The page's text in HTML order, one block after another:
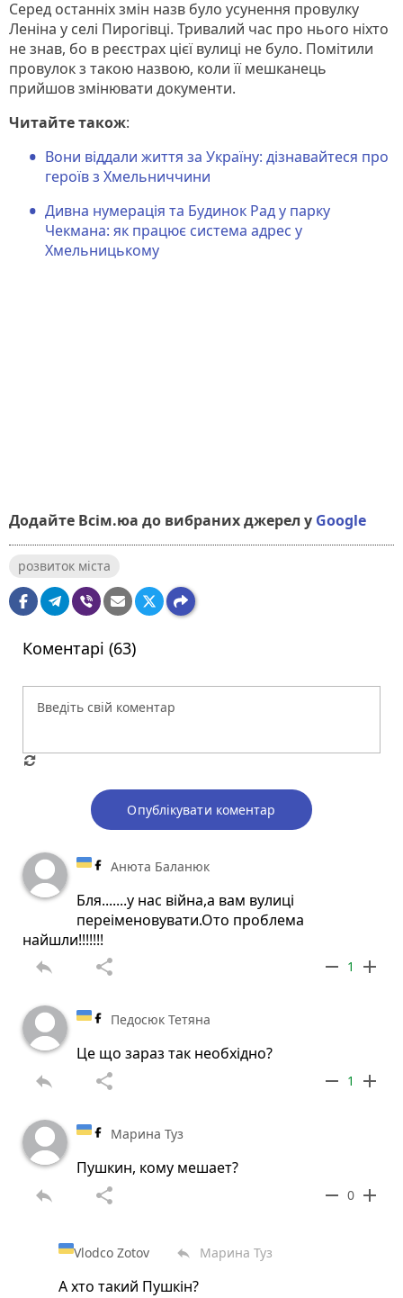
Серед останніх змін назв було усунення провулку
Леніна у селі Пирогівці. Тривалий час про нього ніхто
не знав, бо в реєстрах цієї вулиці не було. Помітили
провулок з такою назвою, коли її мешканець
прийшов змінювати документи.
Читайте також:
Вони віддали життя за Україну: дізнавайтеся про
героїв з Хмельниччини
Дивна нумерація та Будинок Рад у парку
Чекмана: як працює система адрес у
Хмельницькому
Додайте Всім.юа до вибраних джерел у Google
розвиток міста
Коментарі (63)
Опублікувати коментар
Анюта Баланюк
Бля.......у нас війна,а вам вулиці
переіменовувати.Ото проблема
найшли!!!!!!!
reply share remove 1 add
Педосюк Тетяна
Це що зараз так необхідно?
reply share remove 1 add
Марина Туз
Пушкин, кому мешает?
reply share remove 0 add
Vlodco Zotov reply Марина Туз
А хто такий Пушкін?